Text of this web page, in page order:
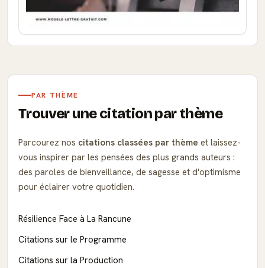
PAR THÈME
Trouver une citation par thème
Parcourez nos citations classées par thème et laissez-
vous inspirer par les pensées des plus grands auteurs :
des paroles de bienveillance, de sagesse et d'optimisme
pour éclairer votre quotidien.
Résilience Face à La Rancune
Citations sur le Programme
Citations sur la Production